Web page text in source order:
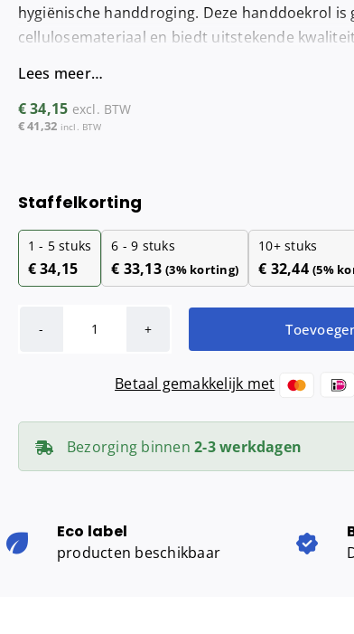
Maandverband- &
Tampondispensers
hygiënische handdroging. Deze handdoekrol
cellulosemateriaal en biedt uitstekende
Lees meer…
€34,15 excl. BTW
€41,32 incl. BTW
Staffelkorting
1 - 5stuks
€34,15
6 - 9 stuks
€ 33,13 (3% korting)
10+ stuks
€ 32,44 (5%
Handdoekrol
Matic
x
140m,
Betaal gemakkelijk met
Bezorging binnen2-3 werkdagen
Eco label
producten beschikbaar